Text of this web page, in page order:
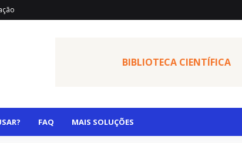
BIBLIOTECA CIENTÍFICA
FAQ MAIS SOLUÇÕES